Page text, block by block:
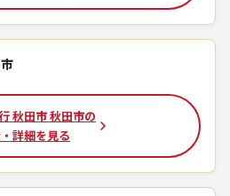
秋田市 秋田市の
詳細を見る